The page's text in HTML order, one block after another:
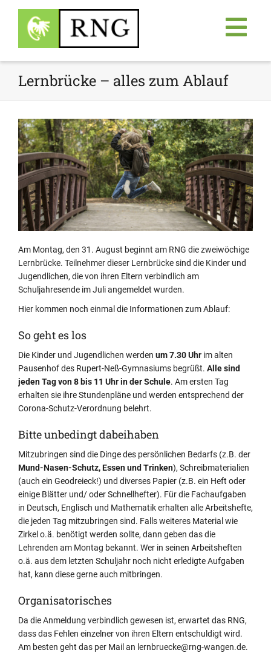
Lernbrücke – alles zum Ablauf
Am Montag, den 31. August beginnt am RNG die zweiwöchige
Lernbrücke. Teilnehmer dieser Lernbrücke sind die Kinder und
Jugendlichen, die von ihren Eltern verbindlich am
Schuljahresende im Juli angemeldet wurden.
Hier kommen noch einmal die Informationen zum Ablauf:
So geht es los
Die Kinder und Jugendlichen werden um 7.30 Uhr im alten
Pausenhof des Rupert-Neß-Gymnasiums begrüßt. Alle sind
jeden Tag von 8 bis 11 Uhr in der Schule. Am ersten Tag
erhalten sie ihre Stundenpläne und werden entsprechend der
Corona-Schutz-Verordnung belehrt.
Bitte unbedingt dabeihaben
Mitzubringen sind die Dinge des persönlichen Bedarfs (z.B. der
Mund-Nasen-Schutz, Essen und Trinken), Schreibmaterialien
(auch ein Geodreieck!) und diverses Papier (z.B. ein Heft oder
einige Blätter und/ oder Schnellhefter). Für die Fachaufgaben
in Deutsch, Englisch und Mathematik erhalten alle Arbeitshefte,
die jeden Tag mitzubringen sind. Falls weiteres Material wie
Zirkel o.ä. benötigt werden sollte, dann geben das die
Lehrenden am Montag bekannt. Wer in seinen Arbeitsheften
o.ä. aus dem letzten Schuljahr noch nicht erledigte Aufgaben
hat, kann diese gerne auch mitbringen.
Organisatorisches
Da die Anmeldung verbindlich gewesen ist, erwartet das RNG,
dass das Fehlen einzelner von ihren Eltern entschuldigt wird.
Am besten geht das per Mail an lernbruecke@rng-wangen.de.